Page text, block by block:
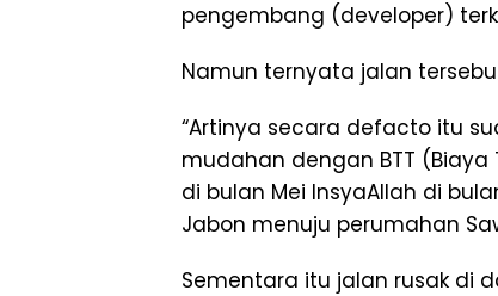
pengembang (developer)
Namun ternyata jalan
“Artinya secara defacto itu
mudahan dengan BTT
di bulan Mei InsyaAllah di
Jabon menuju perumahan
Sementara itu jalan rusak di